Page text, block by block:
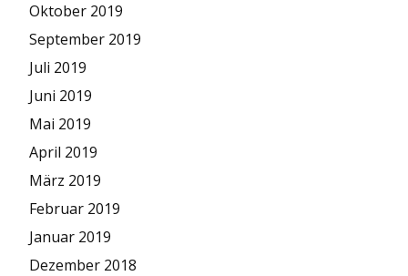
Oktober 2019
September 2019
Juli 2019
Juni 2019
Mai 2019
April 2019
März 2019
Februar 2019
Januar 2019
Dezember 2018